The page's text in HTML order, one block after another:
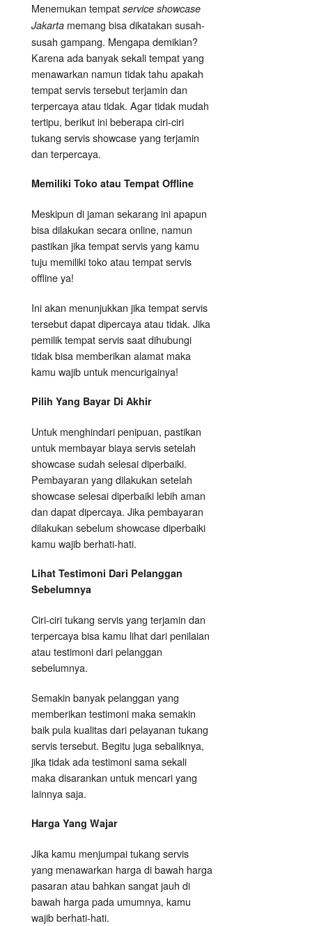
Menemukan tempat service showcase
Jakarta memang bisa dikatakan susah-
susah gampang. Mengapa demikian?
Karena ada banyak sekali tempat yang
menawarkan namun tidak tahu apakah
tempat servis tersebut terjamin dan
terpercaya atau tidak. Agar tidak mudah
tertipu, berikut ini beberapa ciri-ciri
tukang servis showcase yang terjamin
dan terpercaya.
Memiliki Toko atau Tempat Offline
Meskipun di jaman sekarang ini apapun
bisa dilakukan secara online, namun
pastikan jika tempat servis yang kamu
tuju memiliki toko atau tempat servis
offline ya!
Ini akan menunjukkan jika tempat servis
tersebut dapat dipercaya atau tidak. Jika
pemilik tempat servis saat dihubungi
tidak bisa memberikan alamat maka
kamu wajib untuk mencurigainya!
Pilih Yang Bayar Di Akhir
Untuk menghindari penipuan, pastikan
untuk membayar biaya servis setelah
showcase sudah selesai diperbaiki.
Pembayaran yang dilakukan setelah
showcase selesai diperbaiki lebih aman
dan dapat dipercaya. Jika pembayaran
dilakukan sebelum showcase diperbaiki
kamu wajib berhati-hati.
Lihat Testimoni Dari Pelanggan
Sebelumnya
Ciri-ciri tukang servis yang terjamin dan
terpercaya bisa kamu lihat dari penilaian
atau testimoni dari pelanggan
sebelumnya.
Semakin banyak pelanggan yang
memberikan testimoni maka semakin
baik pula kualitas dari pelayanan tukang
servis tersebut. Begitu juga sebaliknya,
jika tidak ada testimoni sama sekali
maka disarankan untuk mencari yang
lainnya saja.
Harga Yang Wajar
Jika kamu menjumpai tukang servis
yang menawarkan harga di bawah harga
pasaran atau bahkan sangat jauh di
bawah harga pada umumnya, kamu
wajib berhati-hati.